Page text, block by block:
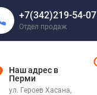
+7(342)219-54-07
Отдел продаж
Наш адрес в
Перми
ул. Героев Хасана,